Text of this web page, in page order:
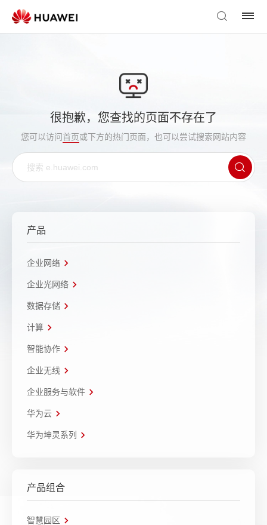
很抱歉，您查找的页面不存在了
您可以访问首页或下方的热门页面，也可以尝试搜索网站内容
产品
企业网络
企业光网络
数据存储
计算
智能协作
企业无线
企业服务与软件
华为云
华为坤灵系列
产品组合
智慧园区